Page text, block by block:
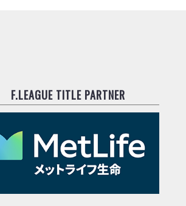
F.LEAGUE TITLE PARTNER